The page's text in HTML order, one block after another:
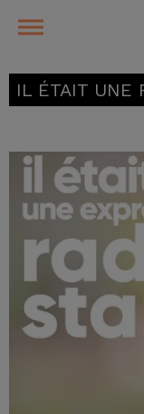
IL ÉTAIT UNE